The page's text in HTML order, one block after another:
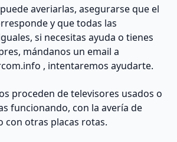
averiarlas, asegurarse que el
y que todas las
si necesitas ayuda o tienes
mándanos un email a
, intentaremos ayudarte.
proceden de televisores usados o
funcionando, con la avería de
con otras placas rotas.